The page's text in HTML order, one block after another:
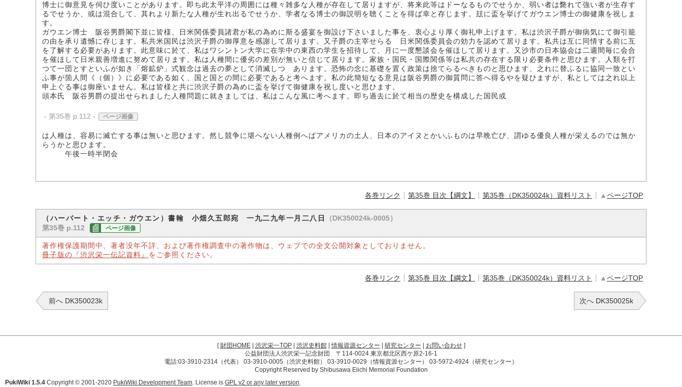
博士に御意見を伺ひ度いことがあります。即ち此太平洋の周囲には種々雑多な人種が存在して居りますが、将来此等はドーなるものでせうか、弱い者は斃れて強い者が生存す
るでせうか、或は混合して、其れより新たな人種が生れ出るでせうか、学者なる博士の御説明を聴くことを得ば幸と存じます。玆に盃を挙げてガウエン博士の御健康を祝しま
す。
ガウエン博士 阪谷男爵閣下並に皆様、日米関係委員諸君が私の為めに斯る盛宴を御設け下さいました事を、衷心より厚く御礼申上げます。私は渋沢子爵が御病気にて御引籠
の由を承り遺憾に存じます。私共米国民は渋沢子爵の御厚意を感謝して居ります。又子爵の主宰せらるゝ日米関係委員会の効力を認めて居ります。私共は互に同情する前に互
を了解する必要があります。此意味に於て、私はワシントン大学に在学中の東西の学生を招待して、月に一度懇談会を催ほして居ります。又沙市の日本協会は二週間毎に会合
を催ほして日米親善増進に努めて居ります。私は人種間に優劣の差別が無いと信じて居ります。家族・国民・国際関係等は私共の存在する限り必要条件と思ひます。人類を打
つて一団とすといふが如き「熔鉱炉」式観念は過去の夢として消滅しつゝあります。恐怖の念に基礎を置く政策は捨てらるべきものと思ひます、之れに替ふるに協同一致とい
ふ事が箇人間《（個）》に必要である如く、国と国との間に必要であると考へます。私の此簡短なる意見は阪谷男爵の御質問に答へ得るやを疑ひますが、私としては之れ以上
申上ぐる事は御座いません。私は皆様と共に渋沢子爵の為めに盃を挙げて御健康を祝し度いと思ひます。
頭本氏 阪谷男爵の提出せられました人種問題に就きましては、私はこんな風に考へます。即ち過去に於て相当の歴史を構成した国民或
- 第35巻 p.112 - ページ画像
は人種は、容易に滅亡する事は無いと思ひます。然し競争に堪へない人種例へばアメリカの土人、日本のアイヌとかいふものは早晩亡び、謂ゆる優良人種が栄えるのでは無か
らうかと思ひます。
午後一時半閉会
各巻リンク 第35巻 目次【綱文】 第35巻（DK350024k）資料リスト ▲ページTOP
（ハーバート・エッチ・ガウエン）書翰 小畑久五郎宛 一九二九年一月二八日
（DK350024k-0005）
第35巻 p.112
ページ画像
著作権保護期間中、著者没年不詳、および著作権調査中の著作物は、ウェブでの全文公開対象としておりません。
冊子版の『渋沢栄一伝記資料』 をご参照ください。
各巻リンク 第35巻 目次【綱文】 第35巻（DK350024k）資料リスト ▲ページTOP
前へ DK350023k 次へ DK350025k
[財団HOME| 渋沢栄一TOP| 渋沢史料館|情報資源センター 研究センター お問い合わせ]
公益財団法人渋沢栄一記念財団 〒114-0024 東京都北区西ケ原2-16-1
電話:03-3910-2314（代表） 03-3910-0005（渋沢史料館） 03-3910-0029（情報資源センター） 03-5972-4924（研究センター）
Copyright Reserved by Shibusawa Eiichi Memorial Foundation
PukiWiki 1.5.4 Copyright © 2001-2020 PukiWiki Development Team. License is GPL v2 or any later version.